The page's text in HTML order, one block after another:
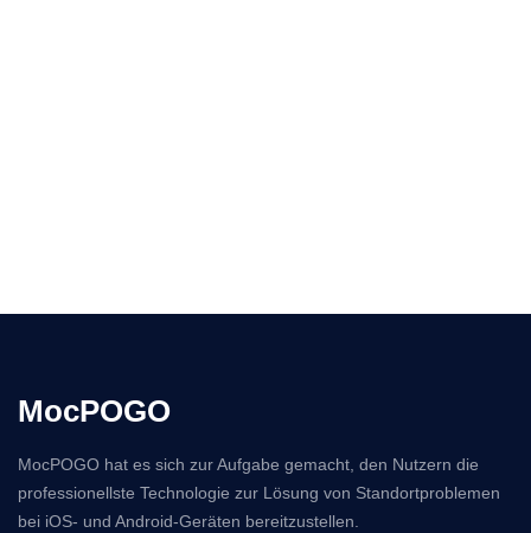
MocPOGO
MocPOGO hat es sich zur Aufgabe gemacht, den Nutzern die
professionellste Technologie zur Lösung von Standortproblemen
bei iOS- und Android-Geräten bereitzustellen.